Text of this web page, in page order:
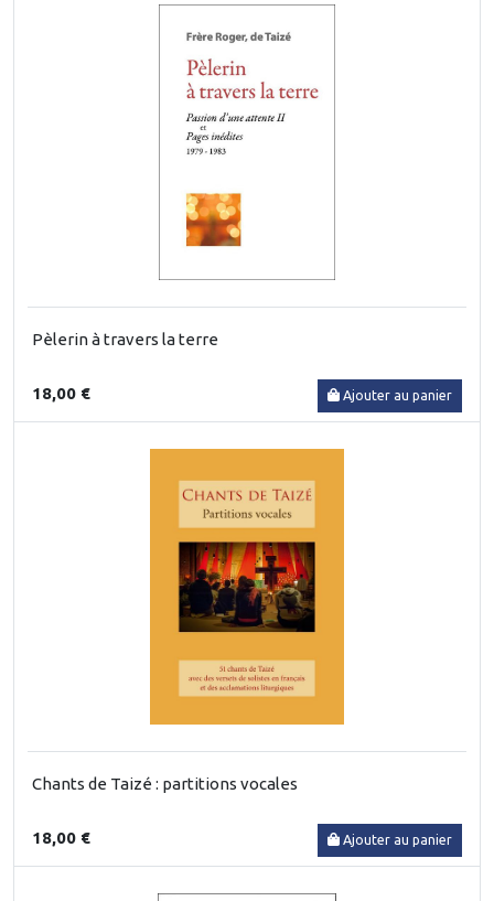
Pèlerin à travers la terre
18,00 € Ajouter au panier
Chants de Taizé : partitions vocales
18,00 € Ajouter au panier